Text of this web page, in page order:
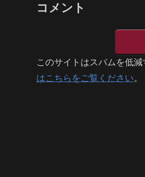
コメント
このサイトはスパムを低
はこちらをご覧ください。